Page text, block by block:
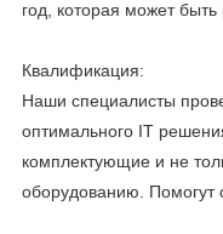
год, которая может
Квалификация:
Наши специалисты
оптимального IT
комплектующие и не
оборудованию. Помогут